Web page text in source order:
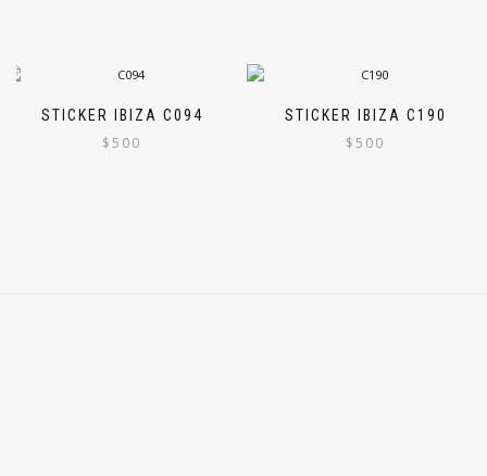
STICKER IBIZA C094
$500
STICKER IBIZA C190
$500